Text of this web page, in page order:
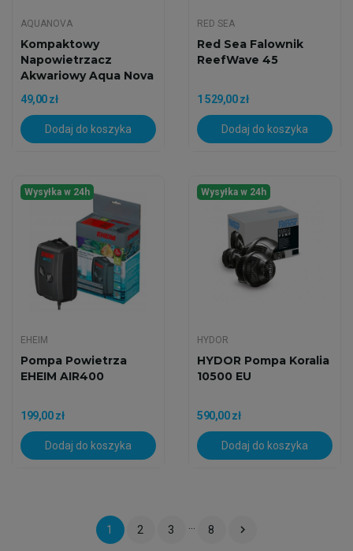
AQUANOVA
Kompaktowy
Napowietrzacz
Akwariowy Aqua Nova
NA-200 (180...
49,00 zł
Dodaj do koszyka
RED SEA
Red Sea Falownik
ReefWave 45
1 529,00 zł
Dodaj do koszyka
Wysyłka w 24h
EHEIM
Pompa Powietrza
EHEIM AIR400
199,00 zł
Dodaj do koszyka
Wysyłka w 24h
HYDOR
HYDOR Pompa Koralia
10500 EU
590,00 zł
Dodaj do koszyka
1 2 3 8 